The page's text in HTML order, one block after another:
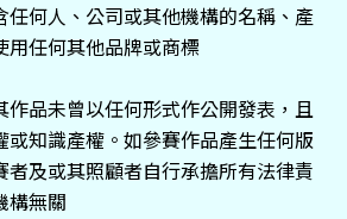
任何人、公司或其他機構的名稱、產
用任何其他品牌或商標
作品未曾以任何形式作公開發表，且
或知識產權。如參賽作品產生任何版
者及或其照顧者自行承擔所有法律責
構無關